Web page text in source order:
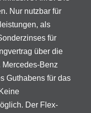
Nur nutzbar für
als
für
über die
Mercedes-Benz
Guthabens für das
Der Flex-